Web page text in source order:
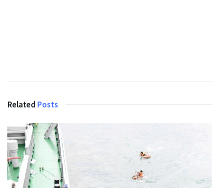
Related Posts